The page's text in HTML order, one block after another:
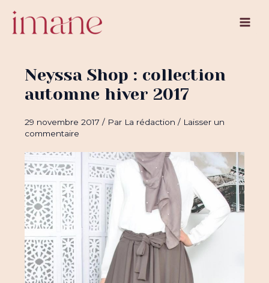
contenu
Main
Neyssa Shop : collection
automne hiver 2017
29 novembre 2017/ Par La rédaction/ Laisser un
commentaire